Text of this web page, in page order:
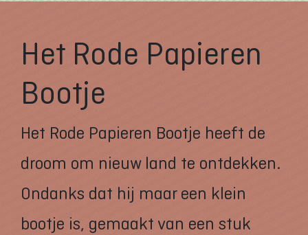
Het Rode Papieren
Bootje
Het Rode Papieren Bootje heeft de
droom om nieuw land te ontdekken.
Ondanks dat hij maar een klein
bootje is, gemaakt van een stuk